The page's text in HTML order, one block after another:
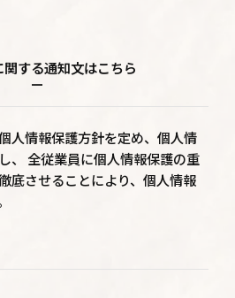
する通知文はこちら
人情報保護方針を定め、個人情
、 全従業員に個人情報保護の重
底させることにより、個人情報
人情報を正確かつ最新の状態に